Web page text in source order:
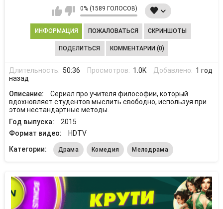
0% (1589 ГОЛОСОВ)
ИНФОРМАЦИЯ ПОЖАЛОВАТЬСЯ СКРИНШОТЫ
ПОДЕЛИТЬСЯ КОММЕНТАРИИ (0)
Длительность: 50:36 Просмотров: 1.0K Добавлено: 1 год
назад
Описание:
Сериал про учителя философии, который
вдохновляет студентов мыслить свободно, используя при
этом нестандартные методы.
Год выпуска:
2015
Формат видео:
HDTV
Категории:
Драма Комедия Мелодрама